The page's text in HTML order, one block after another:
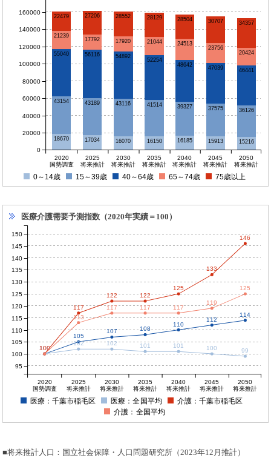
18670 17034 16070 16150 16185 15913 15216
43154 43189 43116 41514 39327 37575 36126
55040 56116 54892
52254
48642
47039 46441
21239
17792 17920 21044 24513
23756
20424
22479 27206 28552 28129 28504 30707 34357
2020
国勢調査
2025
将来推計
2030
将来推計
2035
将来推計
2040
将来推計
2045
将来推計
2050
将来推計
0
20000
40000
60000
80000
100000
120000
140000
160000
0～14歳 15～39歳 40～64歳 65～74歳 75歳以上
医療介護需要予測指数（2020年実績＝100）
100
105
107 108
110
112
114
100
102 102 101 101 100 99
100
117
122 122
125
133
146
100
113
117 117 117
119
125
2020
国勢調査
2025
将来推計
2030
将来推計
2035
将来推計
2040
将来推計
2045
将来推計
2050
将来推計
95
100
105
110
115
120
125
130
135
140
145
150
医療：千葉市稲毛区 医療：全国平均
介護：千葉市稲毛区
介護：全国平均
■将来推計人口：国立社会保障・人口問題研究所（2023年12月推計）